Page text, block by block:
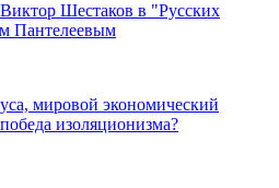
Шестаков в "Русских
Пантелеевым
мировой экономический
изоляционизма?